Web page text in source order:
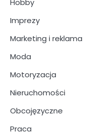
Hobby
Imprezy
Marketing i reklama
Moda
Motoryzacja
Nieruchomości
Obcojęzyczne
Praca